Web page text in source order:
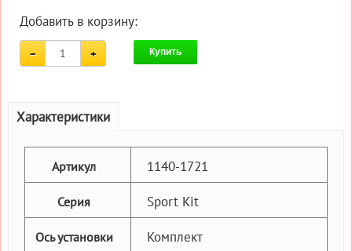
Добавить в корзину:
Купить
Характеристики
Артикул 1140-1721
Серия Sport Kit
Ось установки Комплект